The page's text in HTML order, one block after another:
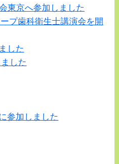
東京へ参加しました
プ歯科衛生士講演会を開
した
した
参加しました